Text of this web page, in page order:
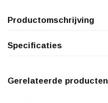
Productomschrijving
Specificaties
Gerelateerde producten